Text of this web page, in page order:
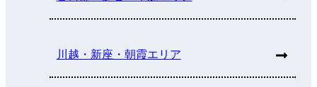
川越・新座・朝霞エリア